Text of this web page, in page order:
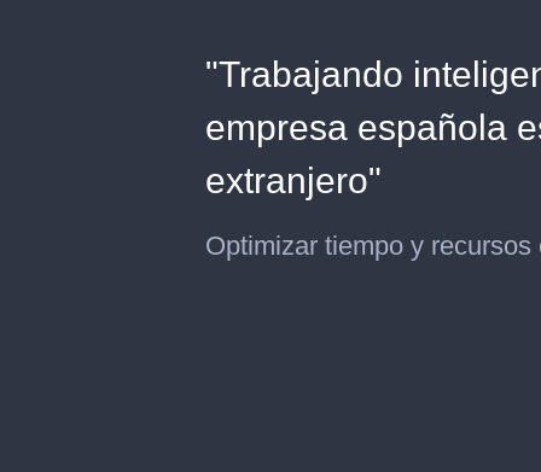
"Trabajando
empresa española
extranjero"
Optimizar tiempo y